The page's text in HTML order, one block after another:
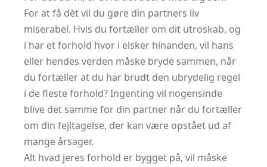
For at få dèt vil du gøre din partners liv
miserabel. Hvis du fortæller om dit utroskab, og
i har et forhold hvor i elsker hinanden, vil hans
eller hendes verden måske bryde sammen, når
du fortæller at du har brudt den ubrydelig regel
i de fleste forhold? Ingenting vil nogensinde
blive det samme for din partner når du fortæller
om din fejltagelse, der kan være opstået ud af
mange årsager.
Alt hvad jeres forhold er bygget på, vil måske